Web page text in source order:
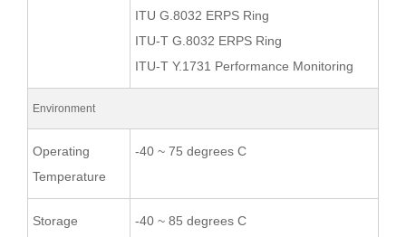
ITU G.8032 ERPS Ring
ITU-T G.8032 ERPS Ring
ITU-T Y.1731 Performance Monitoring
Environment
Operating
Temperature
-40 ~ 75 degrees C
Storage
-40 ~ 85 degrees C